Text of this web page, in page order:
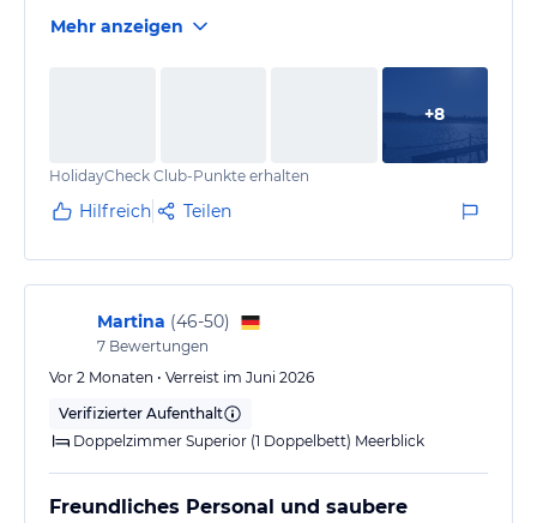
Wellenbad funktionierte nicht.
Personal sehr unfreundlich außer man winkt mit
Mehr anzeigen
+8
HolidayCheck Club-Punkte erhalten
Hilfreich Teilen
Martina (46-50)
7 Bewertungen
Vor 2 Monaten • Verreist im Juni 2026
Verifizierter Aufenthalt
Doppelzimmer Superior (1 Doppelbett) Meerblick
Freundliches Personal und saubere